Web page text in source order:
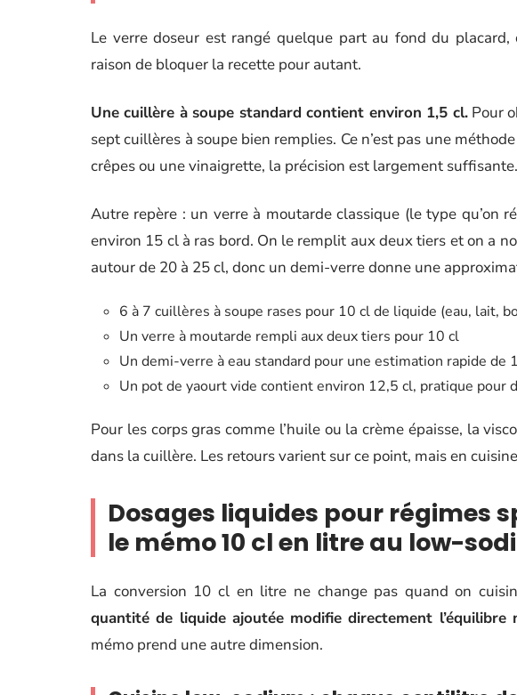
Le verre doseur est rangé quelque part au fond du placard,
raison de bloquer la recette pour autant.
Une cuillère à soupe standard contient environ 1,5 cl.Pour
sept cuillères à soupe bien remplies. Ce n’est pas une
crêpes ou une vinaigrette, la précision est largement suffisante.
Autre repère : un verre à moutarde classique (le type qu’on
environ 15 cl à ras bord. On le remplit aux deux tiers et on a
autour de 20 à 25 cl, donc un demi-verre donne une
6 à 7 cuillères à soupe rases pour 10 cl de liquide (eau, lait,
Un verre à moutarde rempli aux deux tiers pour 10 cl
Un demi-verre à eau standard pour une estimation rapide de
Un pot de yaourt vide contient environ 12,5 cl, pratique pour
Pour les corps gras comme l’huile ou la crème épaisse, la
dans la cuillère. Les retours varient sur ce point, mais en
Dosages liquides pour régimes
le mémo 10 cl en litre au low-
La conversion 10 cl en litre ne change pas quand on
quantité de liquide ajoutée modifie directement
mémo prend une autre dimension.